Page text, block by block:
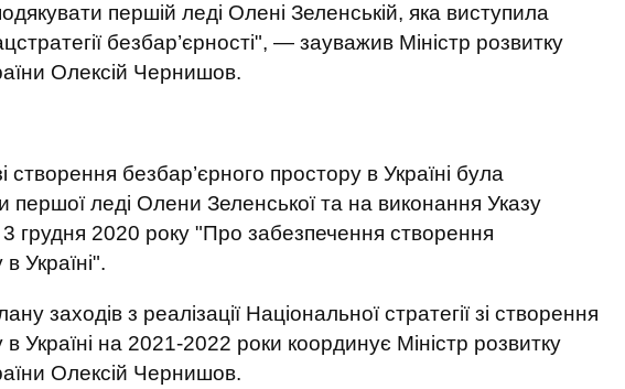
першій леді Олені Зеленській, яка виступила
безбар’єрності", — зауважив Міністр розвитку
Олексій Чернишов.
створення безбар’єрного простору в Україні була
першої леді Олени Зеленської та на виконання Указу
грудня 2020 року "Про забезпечення створення
Україні".
заходів з реалізації Національної стратегії зі створення
Україні на 2021-2022 роки координує Міністр розвитку
Олексій Чернишов.